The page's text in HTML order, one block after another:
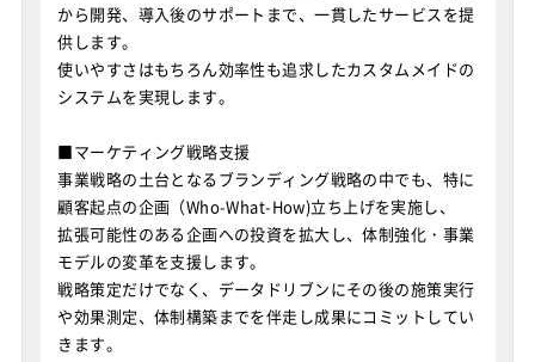
から開発、導入後のサポートまで、一貫したサービスを提
供します。
使いやすさはもちろん効率性も追求したカスタムメイドの
システムを実現します。
■マーケティング戦略支援
事業戦略の土台となるブランディング戦略の中でも、特に
顧客起点の企画（Who-What-How)立ち上げを実施し、
拡張可能性のある企画への投資を拡大し、体制強化・事業
モデルの変革を支援します。
戦略策定だけでなく、データドリブンにその後の施策実行
や効果測定、体制構築までを伴走し成果にコミットしてい
きます。